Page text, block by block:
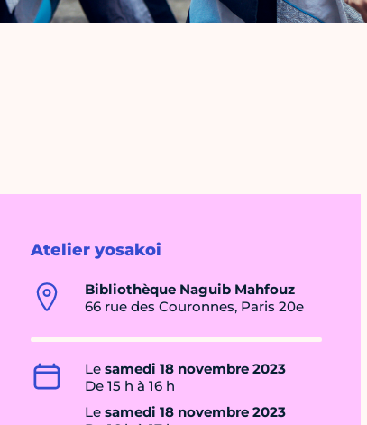
Atelier yosakoi
Bibliothèque Naguib Mahfouz
66 rue des Couronnes, Paris 20e
Le samedi 18 novembre 2023
De 15 h à 16 h
Le samedi 18 novembre 2023